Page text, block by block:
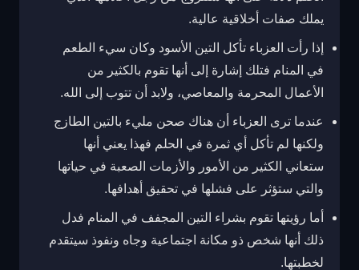
يملك صفات أخلاقية عالية.
إذا رأت العزباء تأكل التين الأسود وكان سيء الطعم
في المنام فتلك إشارة إلى أنها تقوم بالكثير من
الأعمال المحرمة والمعاصي، ولابد أن تتوب إلى الله.
عندما ترى العزباء أن هناك صحن مليء بالتين الطازج
ولكنها لم تأكل أي ثمرة في الحلم فهذا يعني أنها
ستعاني الكثير من الأمور والأزمات الصعبة في حياتها
والتي ستؤثر على فشلها في تحقيق أهدافها.
أما رؤيتها تقوم بشراء التين المجفف في المنام فدل
ذلك أنها شخص ذو مكانة اجتماعية وجاه ونفوذ سيتقدم
لخطبتها.